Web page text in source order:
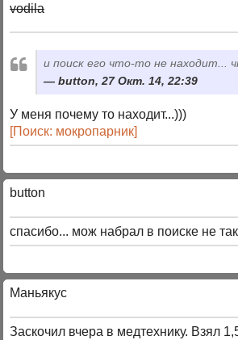
vodila
и поиск его что-то не находит...
button, 27 Окт. 14, 22:39
У меня почему то находит...)))
[Поиск: мокропарник]
button
спасибо... мож набрал в поиске не
Маньякус
Заскочил вчера в медтехнику. Взял